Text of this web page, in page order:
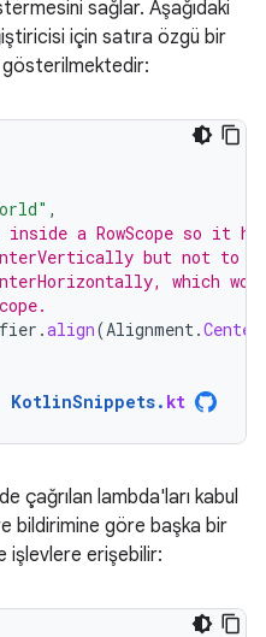
sağlar. Aşağıdaki
için satıra özgü bir
gösterilmektedir:
,
a RowScope so it
but not to
which
.align(Alignment.
KotlinSnippets. kt
çağrılan lambda'ları kabul
bildirimine göre başka bir
işlevlere erişebilir: